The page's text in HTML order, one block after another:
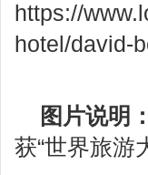
https://
hotel/david-
图片说明：
获“世界旅游